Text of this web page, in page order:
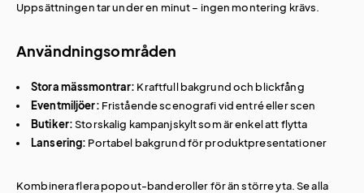
Uppsättningen tar under en minut – ingen montering krävs.
Användningsområden
Stora mässmontrar: Kraftfull bakgrund och blickfång
Eventmiljöer: Fristående scenografi vid entré eller scen
Butiker:Storskalig kampanjskylt som är enkel att flytta
Lansering: Portabel bakgrund för produktpresentationer
Kombinera flera popout-banderoller för än större yta. Se alla